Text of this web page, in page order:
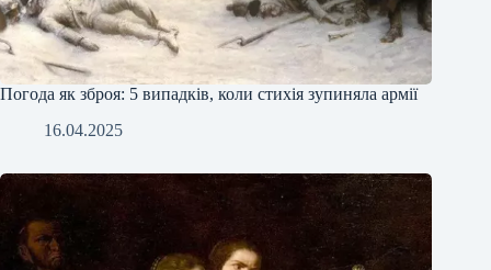
Погода як зброя: 5 випадків, коли стихія зупиняла армії
16.04.2025